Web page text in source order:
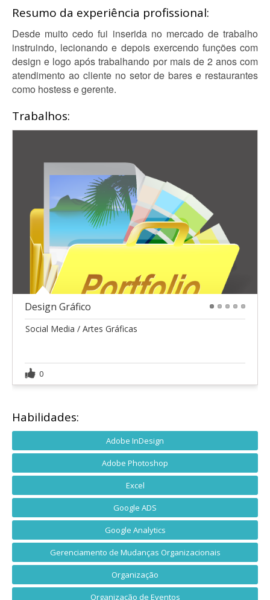
Resumo da experiência profissional:
Desde muito cedo fui inserida no mercado de trabalho
instruindo, lecionando e depois exercendo funções com
design e logo após trabalhando por mais de 2 anos com
atendimento ao cliente no setor de bares e restaurantes
como hostess e gerente.
Trabalhos:
Design Gráfico
Social Media / Artes Gráficas
0
Habilidades:
Adobe InDesign
Adobe Photoshop
Excel
Google ADS
Google Analytics
Gerenciamento de Mudanças Organizacionais
Organização
Organização de Eventos